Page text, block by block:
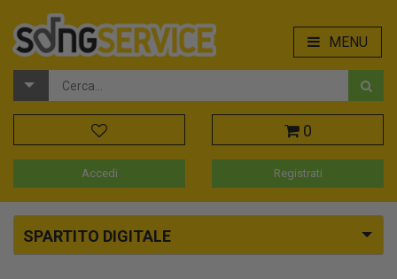
MENU
0
Accedi Registrati
SPARTITO DIGITALE